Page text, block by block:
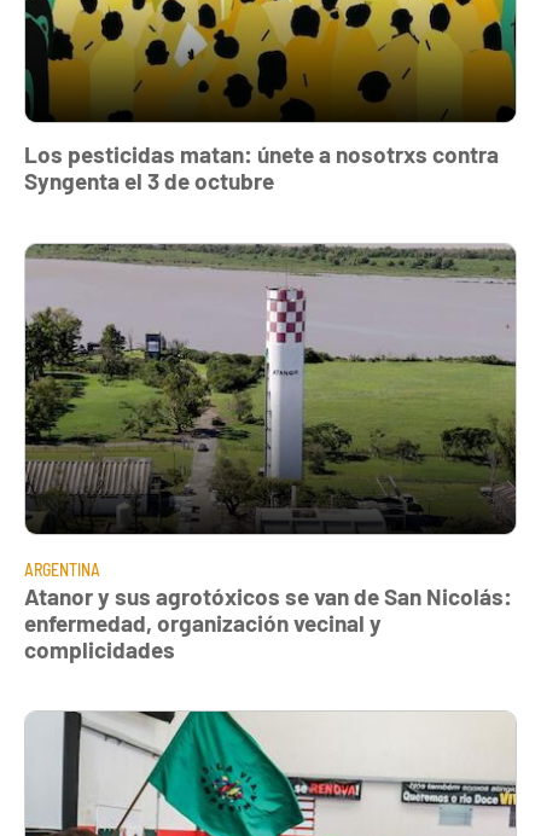
Los pesticidas matan: únete a nosotrxs contra
Syngenta el 3 de octubre
ARGENTINA
Atanor y sus agrotóxicos se van de San Nicolás:
enfermedad, organización vecinal y
complicidades